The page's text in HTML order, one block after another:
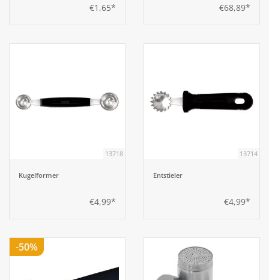
Berufsbekleidung
€1,65* €68,89*
13718
Kugelformer
€4,99*
13714
Entstieler
€4,99*
-50%